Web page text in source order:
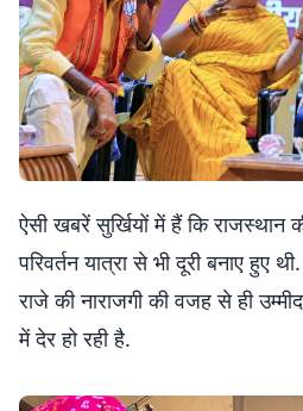
ऐसी खबरें सुर्खियों में हैं कि राजस्थान
परिवर्तन यात्रा से भी दूरी बनाए हुए
राजे की नाराजगी की वजह से ही
में देर हो रही है.